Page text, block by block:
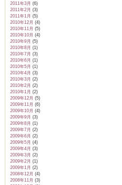
2011年3月 (6)
2011年2月 (3)
2011年1月 (5)
2010年12月 (4)
2010年11月 (5)
2010年10月 (4)
2010年9月 (5)
2010年8月 (1)
2010年7月 (3)
2010年6月 (1)
2010年5月 (1)
2010年4月 (3)
2010年3月 (2)
2010年2月 (2)
2010年1月 (2)
2009年12月 (5)
2009年11月 (6)
2009年10月 (4)
2009年9月 (3)
2009年8月 (1)
2009年7月 (2)
2009年6月 (2)
2009年5月 (4)
2009年4月 (3)
2009年3月 (2)
2009年2月 (1)
2009年1月 (2)
2008年12月 (4)
2008年11月 (3)